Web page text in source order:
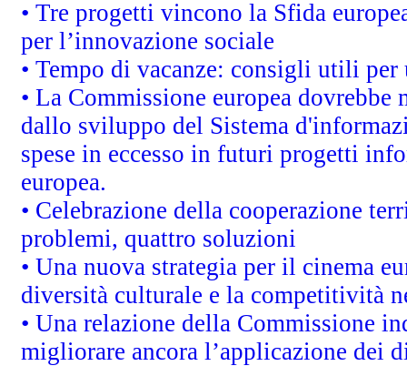
• Tre progetti vincono la Sfida
per l’innovazione sociale
• Tempo di vacanze: consigli utili per
• La Commissione europea
dallo sviluppo del Sistema
spese in eccesso in futuri progetti
europea.
• Celebrazione della cooperazione
problemi, quattro soluzioni
• Una nuova strategia per il cinema
diversità culturale e la competitività
• Una relazione della Commissione
migliorare ancora l’applicazione dei